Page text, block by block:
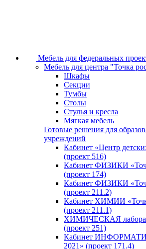
Мебель для федеральных
Мебель для центра "Точка
Шкафы
Секции
Тумбы
Столы
Стулья и кресла
Мягкая мебель
Готовые решения для
учреждений
Кабинет «Центр
(проект 516)
Кабинет ФИЗИКИ
(проект 174)
Кабинет ФИЗИКИ
(проект 211.2)
Кабинет ХИМИИ
(проект 211.1)
ХИМИЧЕСКАЯ
(проект 251)
Кабинет
2021» (проект 171.4)